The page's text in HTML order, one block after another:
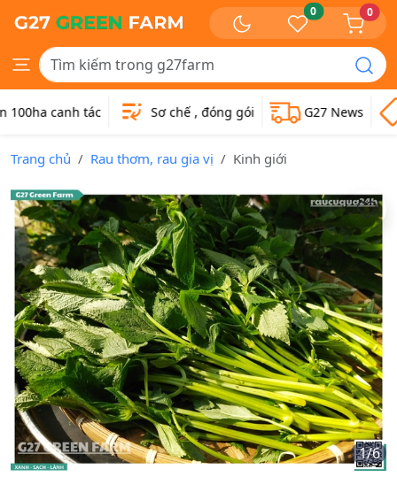
0 0
canh tác Sơ chế , đóng gói G27 News
Trang chủ Rau thơm, rau gia vị Kinh giới
1/6